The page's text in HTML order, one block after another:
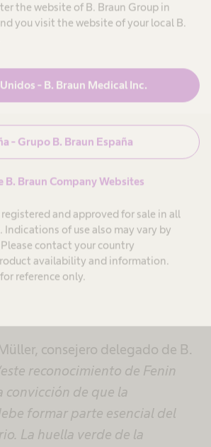
the website of B. Braun Group in
you visit the website of your local B.
- B. Braun Medical Inc.
- Grupo B. Braun España
B. Braun Company Websites
and approved for sale in all
Indications of use also may vary by
contact your country
availability and information.
reference only.
el consumo de recursos y
Entre ellas destacan
95 % del recurso utilizado, los
de bajo consumo energético y
que contribuyen a
de carbono en toda la cadena
puede ahorrar más de un
agua al año, reducir su
y minimizar los residuos
consejero delegado de B.
reconocimiento de Fenin
convicción de que la
formar parte esencial del
La huella verde de la